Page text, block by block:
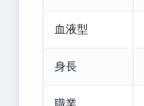
血液型
身長